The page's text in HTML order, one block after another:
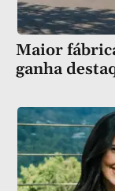
Maior
ganha